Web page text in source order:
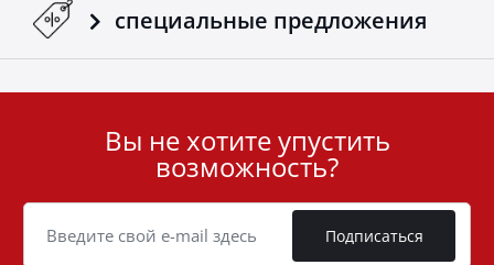
специальные предложения
Cookie
Вы не хотите упустить
возможность?
Подписаться